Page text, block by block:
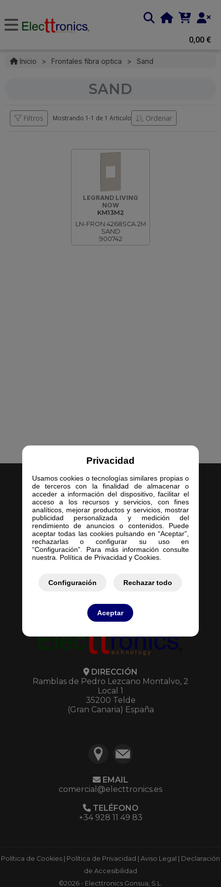
Privacidad
Usamos cookies o tecnologías similares propias o
de terceros con la finalidad de almacenar o
acceder a información del dispositivo, facilitar el
acceso a los recursos y servicios, con fines
analíticos, mejorar productos y servicios, mostrar
publicidad personalizada y medición del
rendimiento de anuncios o contenidos. Puede
aceptar todas las cookies pulsando en “Aceptar”,
rechazarlas o configurar su uso en
“Configuración”. Para más información consulte
nuestra. Política de Privacidad y Cookies.
Configuración Rechazar todo
Aceptar
0,00 €
Inicio > Frontales fibra optica > Sand
SAND
Filtros Mostrando 1-1 de 1 Articulo Ordenar
LEGRAND LIVING
NOW
KM13M2
LN-FRON.4268SCA 2M
SAND
900742
Inicio
Empresa
Servicios
Contacto
Mis Presupuestos
DIRECCIÓN
Ramblas de Pedro Lezcano Montalvo, 2
Local 1
35200 Telde
(Gran Canaria) España
EMAIL
comercial@electtronics.es
TELÉFONO
+34 928 11 49 83
Política de Cookies Política de Privacidad Aviso Legal
Declaración
de Accesibilidad
©2026 - Electtronics Gonsua, S.L.